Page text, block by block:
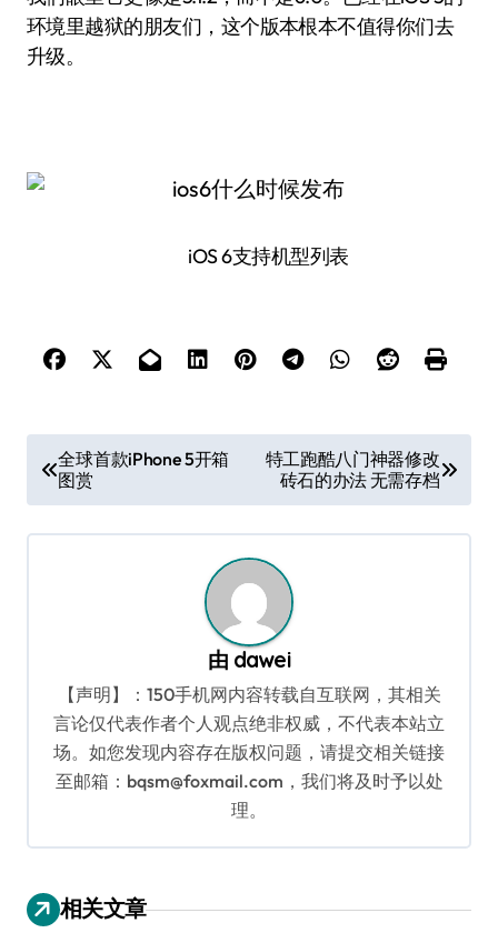
环境里越狱的朋友们，这个版本根本不值得你们去
升级。
iOS 6支持机型列表
章
导
全球首款iPhone 5开箱
图赏
特工跑酷八门神器修改
砖石的办法 无需存档
由 dawei
【声明】：150手机网内容转载自互联网，其相关
言论仅代表作者个人观点绝非权威，不代表本站立
场。如您发现内容存在版权问题，请提交相关链接
至邮箱：bqsm@foxmail.com，我们将及时予以处
理。
相关文章